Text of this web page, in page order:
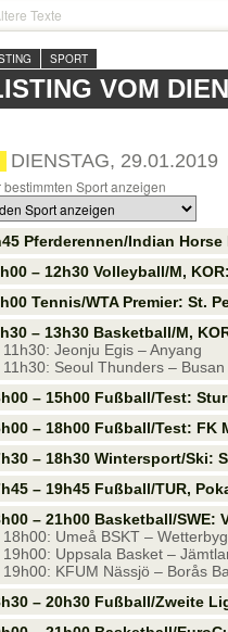
Texte
SPORT
VOM
DIENSTAG, 29.01.2019
bestimmten Sport anzeigen
Pferderennen/Indian
– 12h30 Volleyball/M,
Tennis/WTA Premier: St.
– 13h30 Basketball/M,
Jeonju Egis – Anyang
Seoul Thunders – Busan
– 15h00 Fußball/Test:
– 18h00 Fußball/Test: FK
– 18h30 Wintersport/Ski:
– 19h45 Fußball/TUR,
– 21h00 Basketball/SWE:
Umeå BSKT –
Uppsala Basket –
KFUM Nässjö – Borås
– 20h30 Fußball/Zweite